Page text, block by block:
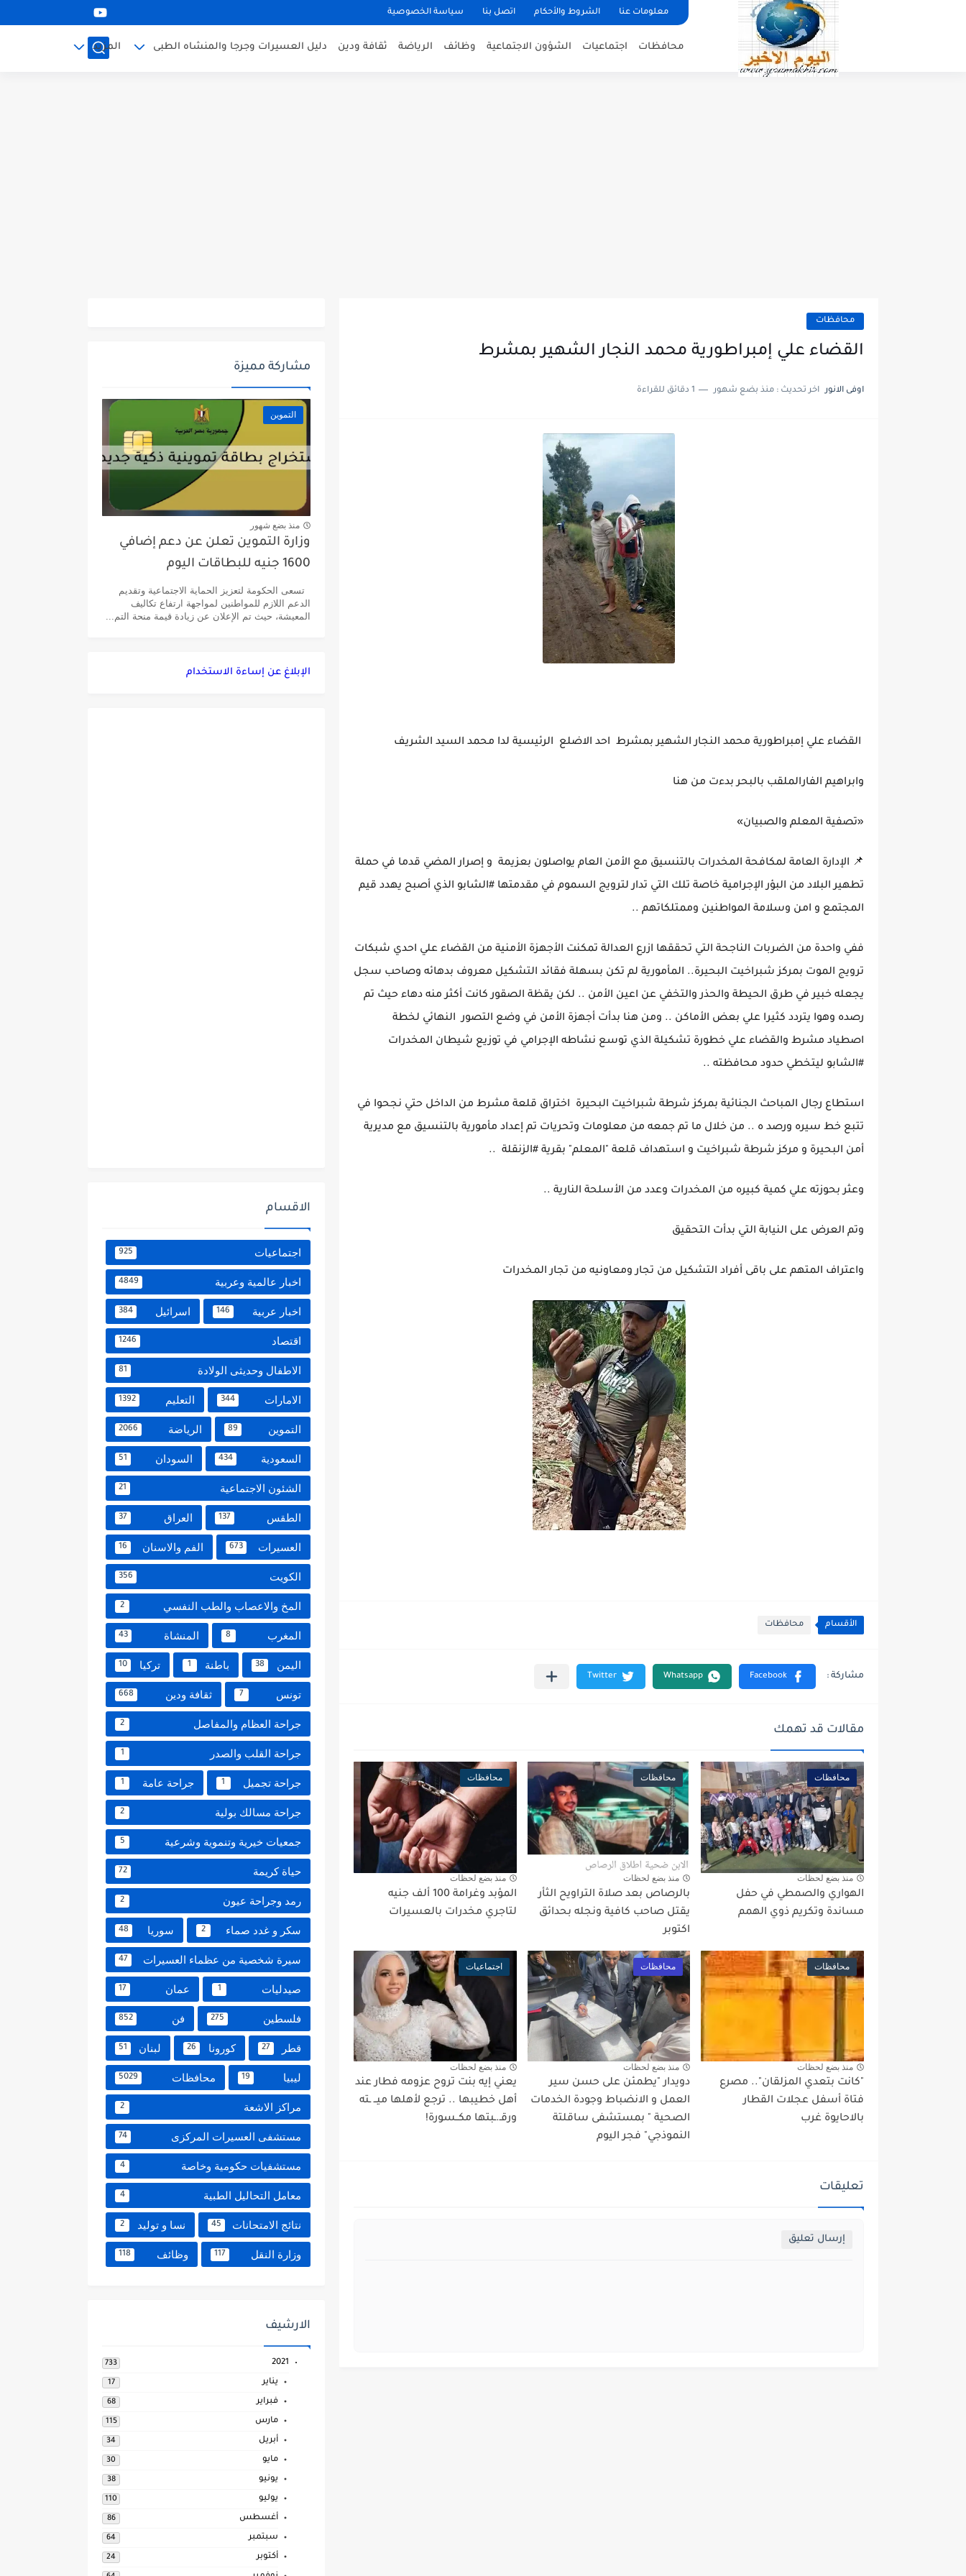
معلومات عنا الشروط والأحكام اتصل بنا سياسة الخصوصية
محافظات اجتماعيات الشؤون الاجتماعية وظائف الرياضة ثقافة ودين دليل العسيرات وجرجا والمنشاه الطبى المزيد
محافظات
القضاء علي إمبراطورية محمد النجار الشهير بمشرط
اوفى الانور اخر تحديث : منذ بضع شهور 1 دقائق للقراءة
القضاء علي إمبراطورية محمد النجار الشهير بمشرط احد الاضلع الرئيسية لدا محمد السيد الشريف
وابراهيم الفارالملقب بالبحر بدءت من هنا
«تصفية المعلم والصبيان»
📌 الإدارة العامة لمكافحة المخدرات بالتنسيق مع الأمن العام يواصلون بعزيمة و إصرار المضي قدما في حملة
تطهير البلاد من البؤر الإجرامية خاصة تلك التي تدار لترويج السموم في مقدمتها #الشابو الذي أصبح يهدد قيم
المجتمع و امن وسلامة المواطنين وممتلكاتهم ..
ففي واحدة من الضربات الناجحة التي تحققها ازرع العدالة تمكنت الأجهزة الأمنية من القضاء علي احدي شبكات
ترويج الموت بمركز شبراخيت البحيرة.. المأمورية لم تكن بسهلة فقائد التشكيل معروف بدهائه وصاحب سجل
يجعله خبير في طرق الحيطة والحذر والتخفي عن اعين الأمن .. لكن يقظة الصقور كانت أكثر منه دهاء حيث تم
رصده وهوا يتردد كثيرا علي بعض الأماكن .. ومن هنا بدأت أجهزة الأمن في وضع التصور النهائي لخطة
اصطياد مشرط والقضاء علي خطورة تشكيلة الذي توسع نشاطه الإجرامي في توزيع شيطان المخدرات
#الشابو ليتخطي حدود محافظته ..
استطاع رجال المباحث الجنائية بمركز شرطة شبراخيت البحيرة اختراق قلعة مشرط من الداخل حتي نجحوا في
تتبع خط سيره ورصد ه .. من خلال ما تم جمعه من معلومات وتحريات تم إعداد مأمورية بالتنسيق مع مديرية
أمن البحيرة و مركز شرطة شبراخيت و استهداف قلعة "المعلم" بقرية #الزنقلة ..
وعثر بحوزته علي كمية كبيره من المخدرات وعدد من الأسلحة النارية ..
وتم العرض على النيابة التي بدأت التحقيق
واعتراف المتهم على باقى أفراد التشكيل من تجار ومعاونيه من تجار المخدرات
الأقسام محافظات
مقالات قد تهمك
محافظات
منذ بضع لحظات
الهواري والصمطي في حفل
مساندة وتكريم ذوي الهمم
محافظات
منذ بضع لحظات
بالرصاص بعد صلاة التراويح الثأر
يقتل صاحب كافية ونجله بحدائق
اكتوبر
محافظات
منذ بضع لحظات
المؤبد وغرامة 100 ألف جنيه
لتاجري مخدرات بالعسيرات
محافظات
منذ بضع لحظات
"كانت بتعدي المزلقان".. مصرع
فتاة أسفل عجلات القطار
بالاحايوة غرب
محافظات
منذ بضع لحظات
دويدار "يطمئن على حسن سير
العمل و الانضباط وجودة الخدمات
الصحية " بمستشفى ساقلتة
النموذجي" فجر اليوم
اجتماعيات
منذ بضع لحظات
يعني إيه بنت تروح عزومه فطار عند
أهل خطيبها .. ترجع لأهلها ميــ ـته
ورقـ.ـبتها مكــسورة!
تعليقات
إرسال تعليق
مشاركة مميزة
التموين
منذ بضع شهور
وزارة التموين تعلن عن دعم إضافي
1600 جنيه للبطاقات اليوم
تسعى الحكومة لتعزيز الحماية الاجتماعية وتقديم
الدعم اللازم للمواطنين لمواجهة ارتفاع تكاليف
المعيشة، حيث تم الإعلان عن زيادة قيمة منحة التم...
الإبلاغ عن إساءة الاستخدام
الاقسام
اجتماعيات 925
اخبار عالمية وعربية 4849
اخبار عربية 146 اسرائيل 384
اقتصاد 1246
الاطفال وحديثى الولادة 81
الامارات 344 التعليم 1392
التموين 89 الرياضة 2066
السعودية 434 السودان 51
الشئون الاجتماعية 21
الطقس 137 العراق 37
العسيرات 673 الفم والاسنان 16
الكويت 356
المخ والاعصاب والطب النفسي 2
المغرب 8 المنشاة 43
اليمن 38 باطنة 1 تركيا 10
تونس 7 ثقافة ودين 668
جراحة العظام والمفاصل 2
جراحة القلب والصدر 1
جراحة تجميل 1 جراحة عامة 1
جراحة مسالك بولية 2
جمعيات خيرية وتنموية وشرعية 5
حياة كريمة 72
رمد وجراحة عيون 2
سكر و غدد صماء 2 سوريا 48
سيرة شخصية من عظماء العسيرات 47
صيدليات 1 عمان 17
فلسطين 275 فن 852
قطر 27 كورونا 26 لبنان 51
ليبيا 19 محافظات 5029
مراكز الاشعة 2
مستشفى العسيرات المركزى 74
مستشفيات حكومية وخاصة 4
معامل التحاليل الطبية 4
نتائج الامتحانات 45 نسا و توليد 2
وزارة النقل 117 وظائف 118
الارشيف
2021
733
يناير 17
فبراير 68
مارس 115
أبريل 34
مايو 30
يونيو 38
يوليو 110
أغسطس 86
سبتمبر 64
أكتوبر 24